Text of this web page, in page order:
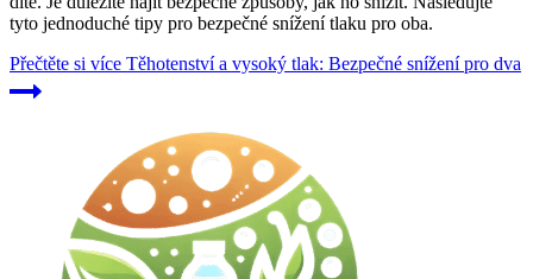
tyto jednoduché tipy pro bezpečné snížení tlaku pro oba.
Přečtěte si více Těhotenství a vysoký tlak: Bezpečné snížení pro dva